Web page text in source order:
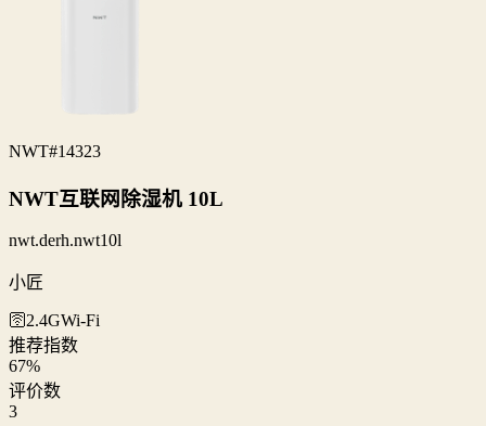
NWT#14323
NWT互联网除湿机 10L
nwt.derh.nwt10l
小匠
🛜2.4GWi‑Fi
推荐指数
67%
评价数
3